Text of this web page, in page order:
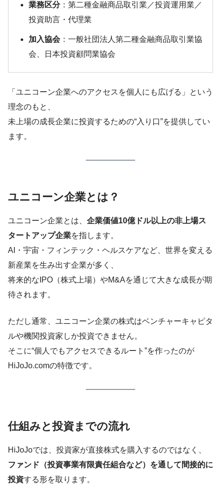
業務区分：第二種金融商品取引業／投資運用業／
投資助言・代理業
加入協会 ：一般社団法人第二種金融商品取引業協
会、日本投資顧問業協会
「ユニコーン企業へのアクセスを個人にも広げる」という
理念のもと、
未上場の成長企業に投資するための“入り口”を提供してい
ます。
ユニコーン企業とは？
ユニコーン企業とは、 企業価値10億ドル以上の非上場ス
タートアップ企業を指します。
AI・宇宙・フィンテック・ヘルスケアなど、世界を変える
新産業を生み出す企業が多く、
将来的なIPO（株式上場）やM&Aを通じて大きな成長が期
待されます。
ただし通常、ユニコーン企業の株式はベンチャーキャピタ
ルや機関投資家しか投資できません。
そこに“個人でもアクセスできるルート”を作ったのが
HiJoJo.comの特徴です。
仕組みと投資までの流れ
HiJoJoでは、投資家が直接株式を購入するのではなく、
ファンド（投資事業有限責任組合など）を通して間接的に
投資する形を取ります。